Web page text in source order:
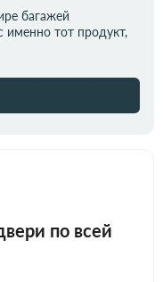
багажей
именно тот продукт,
по всей